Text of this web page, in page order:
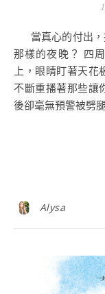
當真心的付出，換來一場靈魂的暴風雨 你是不是也曾有過
那樣的夜晚？ 四
上，眼睛盯著天
不斷重播著那些讓
後卻毫無預警被劈
Alysa